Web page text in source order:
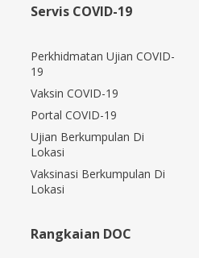
Servis COVID-19
Perkhidmatan Ujian COVID-
19
Vaksin COVID-19
Portal COVID-19
Ujian Berkumpulan Di
Lokasi
Vaksinasi Berkumpulan Di
Lokasi
Rangkaian DOC